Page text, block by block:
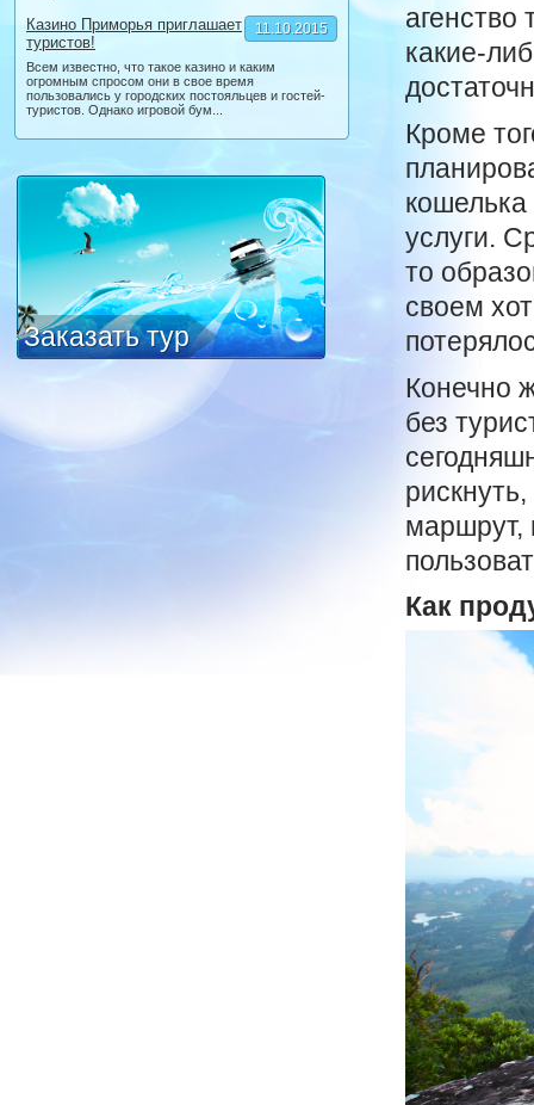
11.10.2015
Казино Приморья приглашает
туристов!
Всем известно, что такое казино и каким
огромным спросом они в свое время
пользовались у городских постояльцев и гостей-
туристов. Однако игровой бум...
Заказать тур
агенство
какие-
Кроме
кошелька
услуги.
то
своем
Конечно
без
маршрут,
Как